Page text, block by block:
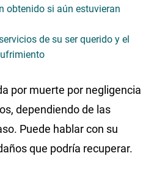
obtenido si aún estuvieran
de su ser querido y el
por muerte por negligencia
dependiendo de las
Puede hablar con su
que podría recuperar.